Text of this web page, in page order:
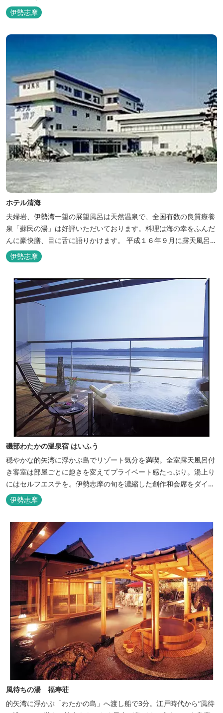
伊勢志摩
ホテル清海
夫婦岩、伊勢湾一望の展望風呂は天然温泉で、全国有数の良質療養
泉「蘇民の湯」は好評いただいております。料理は海の幸をふんだ
んに豪快膳、目に舌に語りかけます。 平成１６年９月に露天風呂が
オープンしました。
伊勢志摩
磯部わたかの温泉宿 はいふう
穏やかな的矢湾に浮かぶ島でリゾート気分を満喫。全室露天風呂付
き客室は部屋ごとに趣きを変えてプライベート感たっぷり。湯上り
にはセルフエステを。伊勢志摩の旬を濃縮した創作和会席をダイニ
ングで。
伊勢志摩
風待ちの湯 福寿荘
的矢湾に浮かぶ「わたかの島」へ渡し船で3分。江戸時代から“風待